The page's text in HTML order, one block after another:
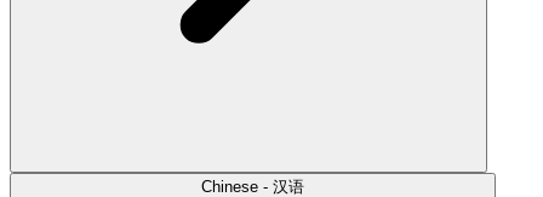
Chinese - 汉语